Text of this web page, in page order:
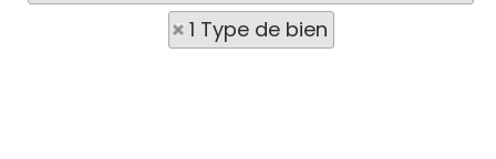
1 Type de bien